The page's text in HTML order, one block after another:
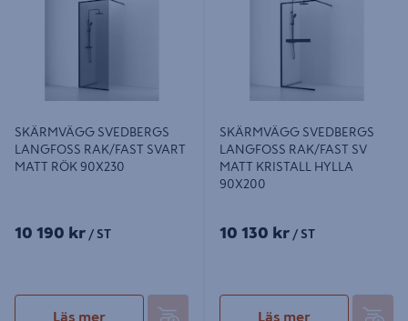
MATT RÖK 90X230
SKÄRMVÄGG SVEDBERGS
LANGFOSS RAK/FAST SVART
MATT RÖK 90X230
10 190 kr / ST
Läs mer
KRISTALL HYLLA 90X200
SKÄRMVÄGG SVEDBERGS
LANGFOSS RAK/FAST SV
MATT KRISTALL HYLLA
90X200
10 130 kr / ST
Läs mer